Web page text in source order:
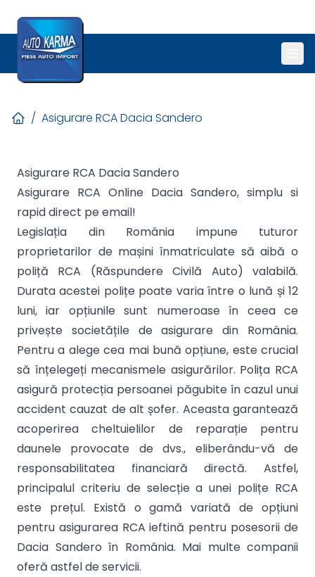
/ Asigurare RCA Dacia Sandero
Asigurare RCA Dacia Sandero
Asigurare RCA Online Dacia Sandero, simplu si
rapid direct pe email!
Legislația din România impune tuturor
proprietarilor de mașini înmatriculate să aibă o
poliță RCA (Răspundere Civilă Auto) valabilă.
Durata acestei polițe poate varia între o lună și 12
luni, iar opțiunile sunt numeroase în ceea ce
privește societățile de asigurare din România.
Pentru a alege cea mai bună opțiune, este crucial
să înțelegeți mecanismele asigurărilor. Polița RCA
asigură protecția persoanei păgubite în cazul unui
accident cauzat de alt șofer. Aceasta garantează
acoperirea cheltuielilor de reparație pentru
daunele provocate de dvs., eliberându-vă de
responsabilitatea financiară directă. Astfel,
principalul criteriu de selecție a unei polițe RCA
este prețul. Există o gamă variată de opțiuni
pentru asigurarea RCA ieftină pentru posesorii de
Dacia Sandero în România. Mai multe companii
oferă astfel de servicii.